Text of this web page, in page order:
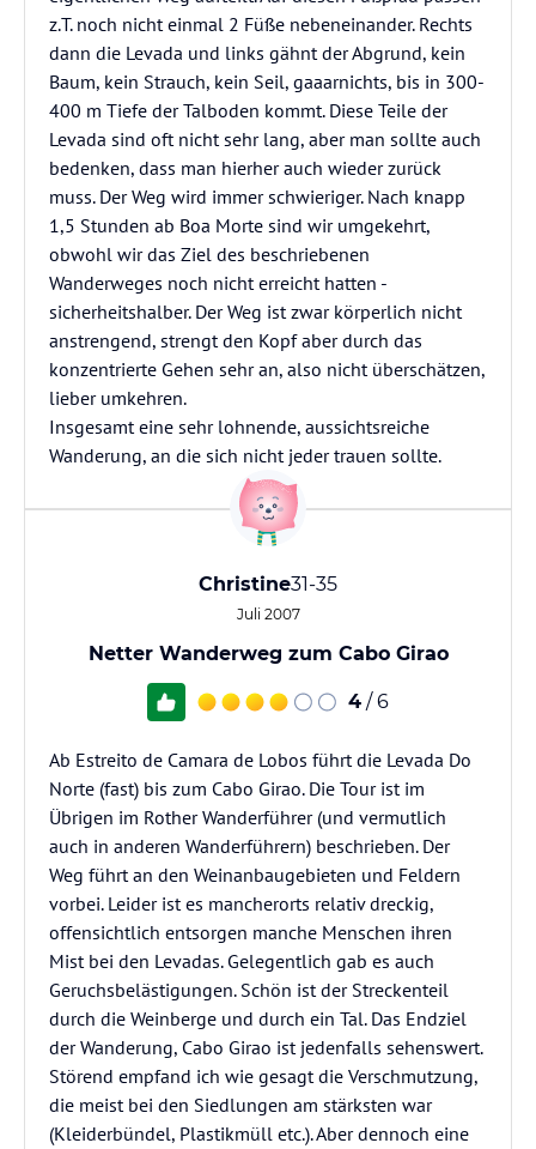
z.T. noch nicht einmal 2 Füße nebeneinander. Rechts
dann die Levada und links gähnt der Abgrund, kein
Baum, kein Strauch, kein Seil, gaaarnichts, bis in 300-
400 m Tiefe der Talboden kommt. Diese Teile der
Levada sind oft nicht sehr lang, aber man sollte auch
bedenken, dass man hierher auch wieder zurück
muss. Der Weg wird immer schwieriger. Nach knapp
1,5 Stunden ab Boa Morte sind wir umgekehrt,
obwohl wir das Ziel des beschriebenen
Wanderweges noch nicht erreicht hatten -
sicherheitshalber. Der Weg ist zwar körperlich nicht
anstrengend, strengt den Kopf aber durch das
konzentrierte Gehen sehr an, also nicht überschätzen,
lieber umkehren.
Insgesamt eine sehr lohnende, aussichtsreiche
Wanderung, an die sich nicht jeder trauen sollte.
Christine31-35
Juli 2007
Netter Wanderweg zum Cabo Girao
4 / 6
Ab Estreito de Camara de Lobos führt die Levada Do
Norte (fast) bis zum Cabo Girao. Die Tour ist im
Übrigen im Rother Wanderführer (und vermutlich
auch in anderen Wanderführern) beschrieben. Der
Weg führt an den Weinanbaugebieten und Feldern
vorbei. Leider ist es mancherorts relativ dreckig,
offensichtlich entsorgen manche Menschen ihren
Mist bei den Levadas. Gelegentlich gab es auch
Geruchsbelästigungen. Schön ist der Streckenteil
durch die Weinberge und durch ein Tal. Das Endziel
der Wanderung, Cabo Girao ist jedenfalls sehenswert.
Störend empfand ich wie gesagt die Verschmutzung,
die meist bei den Siedlungen am stärksten war
(Kleiderbündel, Plastikmüll etc.). Aber dennoch eine